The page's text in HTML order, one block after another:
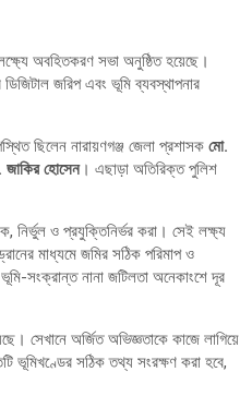
অবহিতকরণ সভা অনুষ্ঠিত হয়েছে।
জরিপ এবং ভূমি ব্যবস্থাপনার
ছিলেন নারায়ণগঞ্জ জেলা প্রশাসক মো.
জাকির হোসেন। এছাড়া অতিরিক্ত পুলিশ
নির্ভুল ও প্রযুক্তিনির্ভর করা। সেই লক্ষ্য
মাধ্যমে জমির সঠিক পরিমাপ ও
সংক্রান্ত নানা জটিলতা অনেকাংশে দূর
সেখানে অর্জিত অভিজ্ঞতাকে কাজে লাগিয়ে
ভূমিখণ্ডের সঠিক তথ্য সংরক্ষণ করা হবে,